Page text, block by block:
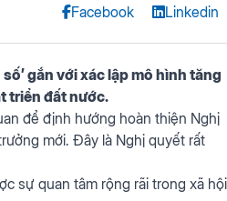
Facebook Linkedin
gắn với xác lập mô hình tăng
triển đất nước.
để định hướng hoàn thiện Nghị
mới. Đây là Nghị quyết rất
sự quan tâm rộng rãi trong xã hội